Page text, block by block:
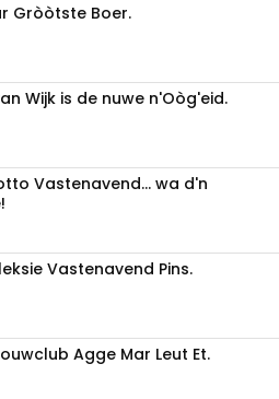
Gròòtste Boer.
Wijk is de nuwe n'Oòg'eid.
Vastenavend... wa d'n
Vastenavend Pins.
Agge Mar Leut Et.